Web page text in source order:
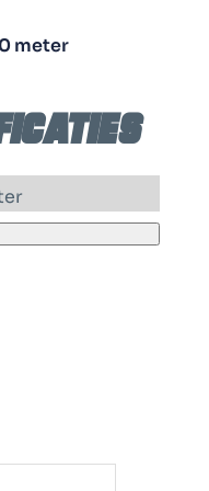
meter
luchtslang
+ slangklem